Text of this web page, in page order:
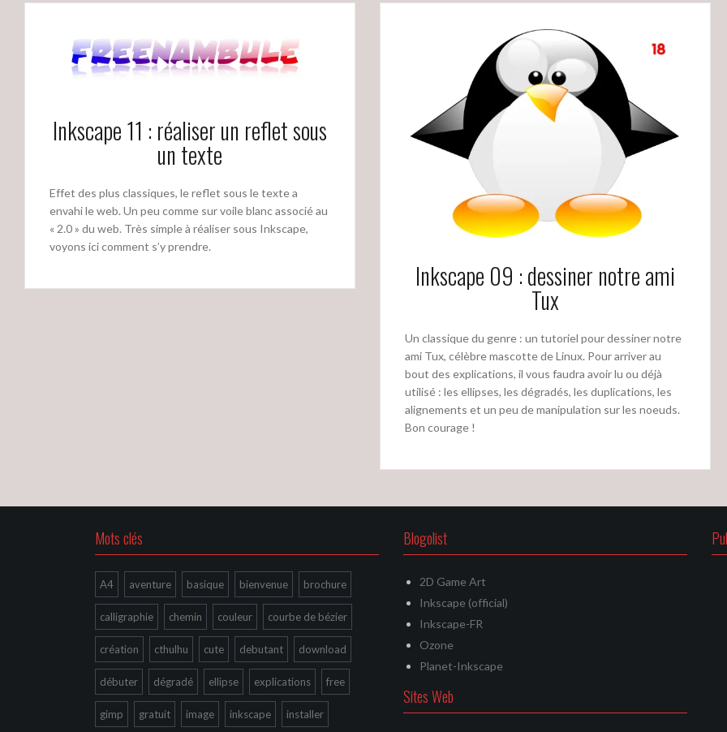
Inkscape 11 : réaliser un reflet sous
un texte
Effet des plus classiques, le reflet sous le texte a
envahi le web. Un peu comme sur voile blanc associé au
« 2.0 » du web. Très simple à réaliser sous Inkscape,
voyons ici comment s’y prendre.
Inkscape 09 : dessiner notre ami
Tux
Un classique du genre : un tutoriel pour dessiner notre
ami Tux, célèbre mascotte de Linux. Pour arriver au
bout des explications, il vous faudra avoir lu ou déjà
utilisé : les ellipses, les dégradés, les duplications, les
alignements et un peu de manipulation sur les noeuds.
Bon courage !
Mots clés
A4 aventure basique bienvenue brochure
calligraphie chemin couleur courbe de bézier
création cthulhu cute debutant download
débuter dégradé ellipse explications free
gimp gratuit image inkscape installer
Blogolist
2D Game Art
Inkscape (official)
Inkscape-FR
Ozone
Planet-Inkscape
Sites Web